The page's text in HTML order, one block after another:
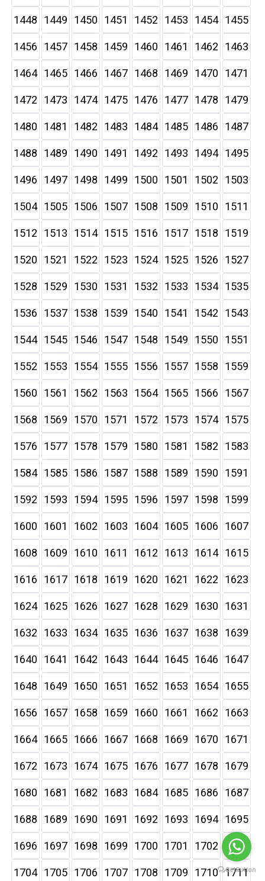
1448 1449 1450 1451 1452 1453 1454 1455
1456 1457 1458 1459 1460 1461 1462 1463
1464 1465 1466 1467 1468 1469 1470 1471
1472 1473 1474 1475 1476 1477 1478 1479
1480 1481 1482 1483 1484 1485 1486 1487
1488 1489 1490 1491 1492 1493 1494 1495
1496 1497 1498 1499 1500 1501 1502 1503
1504 1505 1506 1507 1508 1509 1510 1511
1512 1513 1514 1515 1516 1517 1518 1519
1520 1521 1522 1523 1524 1525 1526 1527
1528 1529 1530 1531 1532 1533 1534 1535
1536 1537 1538 1539 1540 1541 1542 1543
1544 1545 1546 1547 1548 1549 1550 1551
1552 1553 1554 1555 1556 1557 1558 1559
1560 1561 1562 1563 1564 1565 1566 1567
1568 1569 1570 1571 1572 1573 1574 1575
1576 1577 1578 1579 1580 1581 1582 1583
1584 1585 1586 1587 1588 1589 1590 1591
1592 1593 1594 1595 1596 1597 1598 1599
1600 1601 1602 1603 1604 1605 1606 1607
1608 1609 1610 1611 1612 1613 1614 1615
1616 1617 1618 1619 1620 1621 1622 1623
1624 1625 1626 1627 1628 1629 1630 1631
1632 1633 1634 1635 1636 1637 1638 1639
1640 1641 1642 1643 1644 1645 1646 1647
1648 1649 1650 1651 1652 1653 1654 1655
1656 1657 1658 1659 1660 1661 1662 1663
1664 1665 1666 1667 1668 1669 1670 1671
1672 1673 1674 1675 1676 1677 1678 1679
1680 1681 1682 1683 1684 1685 1686 1687
1688 1689 1690 1691 1692 1693 1694 1695
1696 1697 1698 1699 1700 1701 1702 1703
1704 1705 1706 1707 1708 1709 1710 1711